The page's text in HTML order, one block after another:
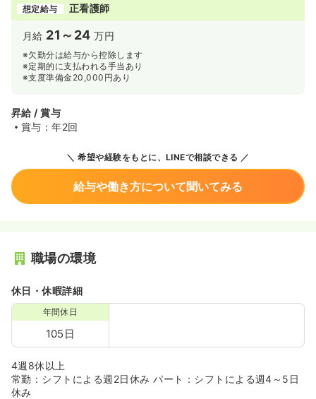
想定給与 正看護師
月給 21～24 万円
※欠勤分は給与から控除します
※定期的に支払われる手当あり
※支度準備金20,000円あり
昇給 / 賞与
賞与：年2回
希望や経験をもとに、LINEで相談できる
給与や働き方について聞いてみる
職場の環境
休日・休暇詳細
年間休日
105日
4週8休以上
常勤：シフトによる週2日休み パート：シフトによる週4～5日
休み